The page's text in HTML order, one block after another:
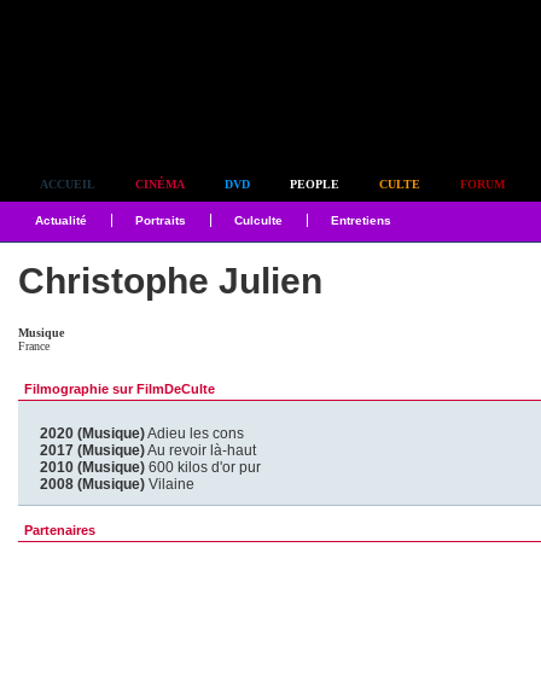
ACCUEIL CINÉMA DVD PEOPLE CULTE FORUM
Actualité Portraits Culculte Entretiens
Christophe Julien
Musique
France
Filmographie sur FilmDeCulte
2020 (Musique)Adieu les cons
2017 (Musique)Au revoir là-haut
2010 (Musique) 600 kilos d'or pur
2008 (Musique) Vilaine
Partenaires